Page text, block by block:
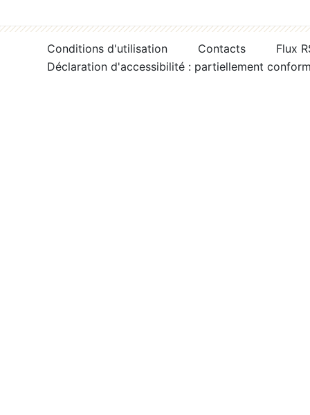
Conditions d'utilisation Contacts
Flux
Déclaration d'accessibilité : partiellement